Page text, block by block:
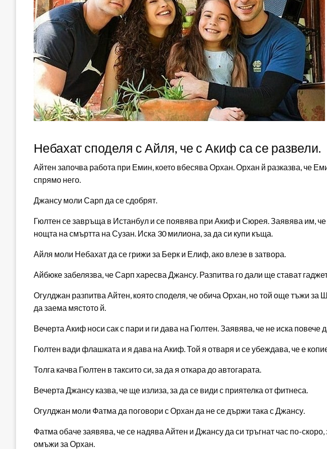
Небахат споделя с Айля, че с Акиф са се развели.
Айтен започва работа при Емин, което вбесява Орхан. Орхан й разказва, че
спрямо него.
Джансу моли Сарп да се сдобрят.
Гюлтен се завръща в Истанбул и се появява при Акиф и Сюрея. Заявява им, че
нощта на смъртта на Сузан. Иска 30 милиона, за да си купи къща.
Айля моли Небахат да се грижи за Берк и Елиф, ако влезе в затвора.
Айбюке забелязва, че Сарп харесва Джансу. Разпитва го дали ще стават
Огулджан разпитва Айтен, която споделя, че обича Орхан, но той още тъжи
да заема мястото й.
Вечерта Акиф носи сак с пари и ги дава на Гюлтен. Заявява, че не иска повече
Гюлтен вади флашката и я дава на Акиф. Той я отваря и се убеждава, че е
Толга качва Гюлтен в таксито си, за да я откара до автогарата.
Вечерта Джансу казва, че ще излиза, за да се види с приятелка от фитнеса.
Огулджан моли Фатма да поговори с Орхан да не се държи така с Джансу.
Фатма обаче заявява, че се надява Айтен и Джансу да си тръгнат час по-
омъжи за Орхан.